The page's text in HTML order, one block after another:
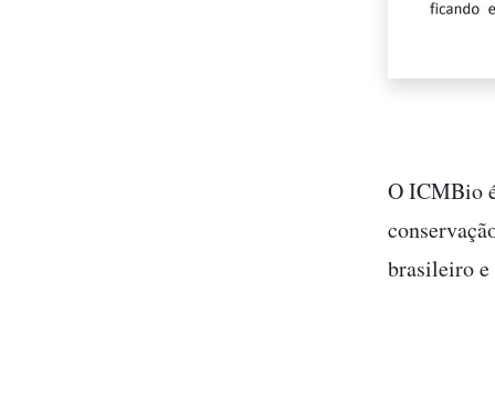
O ICMBio
brasileiro